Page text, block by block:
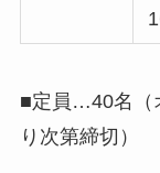
■定員…40名（
り次第締切）